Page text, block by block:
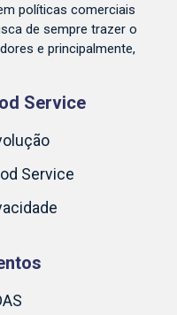
políticas comerciais
de sempre trazer o
e principalmente,
Service
Service